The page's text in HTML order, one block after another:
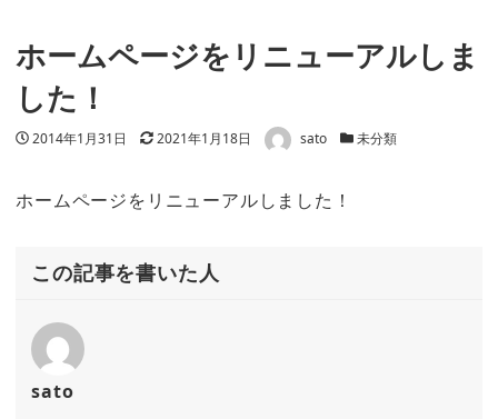
ホームページをリニューアルしま
した！
投稿日
2014年1月31日 更新日
2021年1月18日 著者 sato カテゴリー
未分類
ホームページをリニューアルしました！
この記事を書いた人
sato